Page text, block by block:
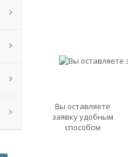
Вы оставляете
заявку удобным
способом